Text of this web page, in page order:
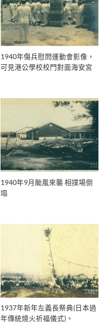
1940年傷兵慰問運動會影像，
可見港公學校校門對面海安宮
1940年9月颱風來襲 相撲場倒
塌
1937年新年左義長祭典(日本過
年傳統燒火祈福儀式)。